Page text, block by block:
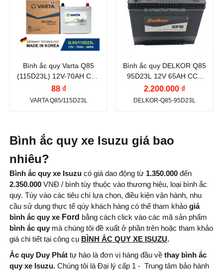
chuẩn
Kiểu cọc:Cọc tiêu
chuẩn
VARTA
Điện thế (V):12 V
Dung lượng (Ah):70
Dòng khởi động
CCA (A):
Battery)
Kiểu cọc: Cọc tiêu
chuẩn
Bình ắc quy Varta Q85
(115D23L) 12V-70AH CCA
660A
88 ₫
VARTA Q85/115D23L
DELKOR
Điện thế (V):
12 V
Dung lượng (Ah):65
Dòng khởi động
CCA (A):
Battery)
Kiểu cọc: Cọc tiêu
chuẩn
Nước sản xuất:
Hàn
Quốc
Bình ắc quy DELKOR Q85
95D23L 12V 65AH CCA
620A
2.200.000 ₫
DELKOR-Q85-95D23L
Bình ắc quy xe Isuzu giá bao
nhiêu?
Bình ắc quy xe Isuzu có giá dao động từ 1.350.000 đến
2.350.000 VNĐ / bình tùy thuộc vào thương hiệu, loại bình ắc
quy. Tùy vào các tiêu chí lựa chọn, điều kiện vận hành, nhu
cầu sử dụng thực tế qúy khách hàng có thể tham khảo giá
bình ắc quy xe Ford bằng cách click vào các mã sản phẩm
bình ắc quy mà chúng tôi đề xuất ở phần trên hoặc tham khảo
giá chi tiết tại công cụ BÌNH ẮC QUY XE ISUZU.
Ắc quy Duy Phát tự hào là đơn vị hàng đầu về thay bình ắc
quy xe Isuzu. Chúng tôi là Đại lý cấp 1 - Trung tâm bảo hành